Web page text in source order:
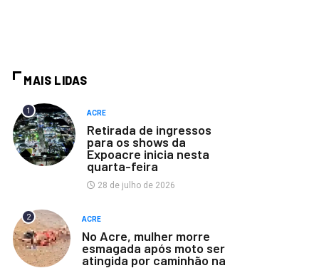
MAIS LIDAS
1 ACRE
Retirada de ingressos
para os shows da
Expoacre inicia nesta
quarta-feira
28 de julho de 2026
2 ACRE
No Acre, mulher morre
esmagada após moto ser
atingida por caminhão na